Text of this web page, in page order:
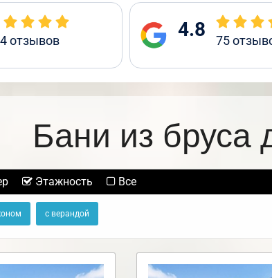
отзывов 4.8 75
Бани из бруса
Этажность Все
с верандой